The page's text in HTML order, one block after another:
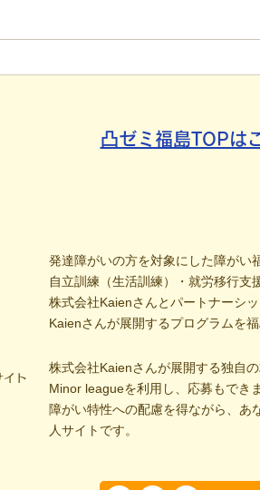
凸ゼミ福島TOPは
発達障がいの方を対象にした障がい
自立訓練（生活訓練）・就労移行支
株式会社Kaienさんとパートナーシッ
Kaienさんが展開するプログラムを
ト
株式会社Kaienさんが展開する独自
Minor leagueを利用し、応募もできま
障がい特性への配慮を得ながら、あ
人サイトです。